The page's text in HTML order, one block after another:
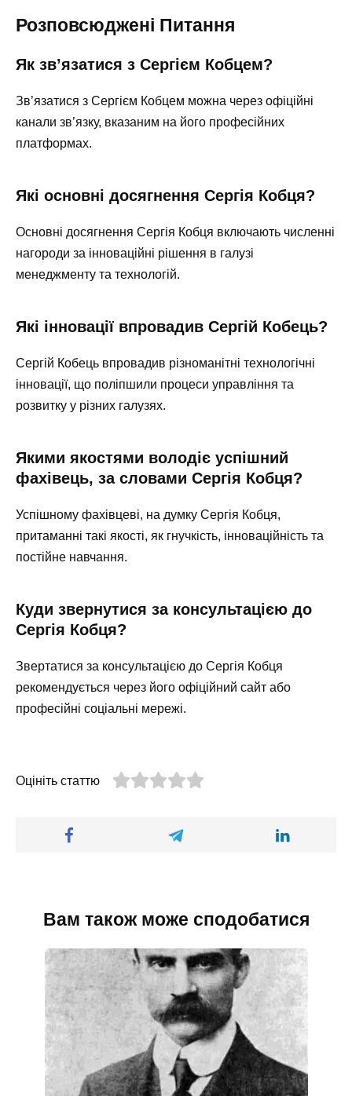
Розповсюджені Питання
Як зв’язатися з Сергієм Кобцем?
Зв’язатися з Сергієм Кобцем можна через офіційні
канали зв’язку, вказаним на його професійних
платформах.
Які основні досягнення Сергія Кобця?
Основні досягнення Сергія Кобця включають численні
нагороди за інноваційні рішення в галузі
менеджменту та технологій.
Які інновації впровадив Сергій Кобець?
Сергій Кобець впровадив різноманітні технологічні
інновації, що поліпшили процеси управління та
розвитку у різних галузях.
Якими якостями володіє успішний
фахівець, за словами Сергія Кобця?
Успішному фахівцеві, на думку Сергія Кобця,
притаманні такі якості, як гнучкість, інноваційність та
постійне навчання.
Куди звернутися за консультацією до
Сергія Кобця?
Звертатися за консультацією до Сергія Кобця
рекомендується через його офіційний сайт або
професійні соціальні мережі.
Оцініть статтю
Вам також може сподобатися